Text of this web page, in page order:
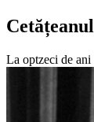
La optzeci de ani